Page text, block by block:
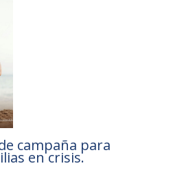
campaña para
en crisis.